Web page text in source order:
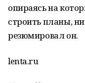
опираясь на
строить планы,
резюмировал он.
lenta.ru